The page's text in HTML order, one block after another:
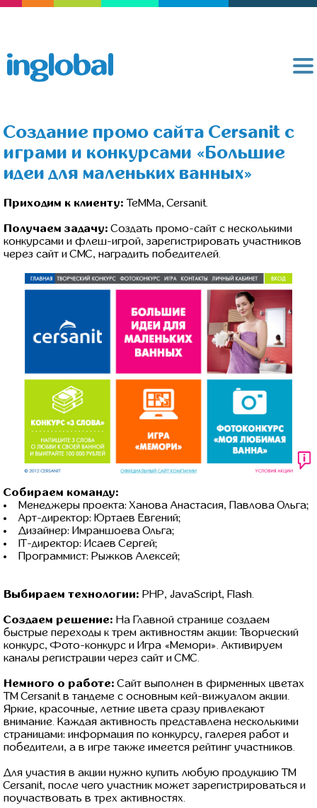
Создание промо сайта Cersanit с
играми и конкурсами «Большие
идеи для маленьких ванных»
Приходим к клиенту: TeMMa, Cersanit.
Получаем задачу: Создать промо-сайт с несколькими
конкурсами и флеш-игрой, зарегистрировать участников
через сайт и СМС, наградить победителей.
Собираем команду:
Менеджеры проекта: Ханова Анастасия, Павлова Ольга;
Арт-директор: Юртаев Евгений;
Дизайнер: Имраншоева Ольга;
IT-директор: Исаев Сергей;
Программист: Рыжков Алексей;
Выбираем технологии: PHP, JavaScript, Flash.
Создаем решение: На Главной странице создаем
быстрые переходы к трем активностям акции: Творческий
конкурс, Фото-конкурс и Игра «Мемори». Активируем
каналы регистрации через сайт и СМС.
Немного о работе: Сайт выполнен в фирменных цветах
ТМ Cersanit в тандеме с основным кей-вижуалом акции.
Яркие, красочные, летние цвета сразу привлекают
внимание. Каждая активность представлена несколькими
страницами: информация по конкурсу, галерея работ и
победители, а в игре также имеется рейтинг участников.
Для участия в акции нужно купить любую продукцию ТМ
Cersanit, после чего участник может зарегистрироваться и
поучаствовать в трех активностях.